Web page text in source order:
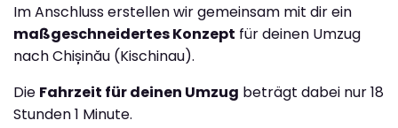
Im Anschluss erstellen wir gemeinsam mit dir ein
maßgeschneidertes Konzept für deinen Umzug
nach Chișinău (Kischinau).
Die Fahrzeit für deinen Umzug beträgt dabei nur 18
Stunden 1 Minute.